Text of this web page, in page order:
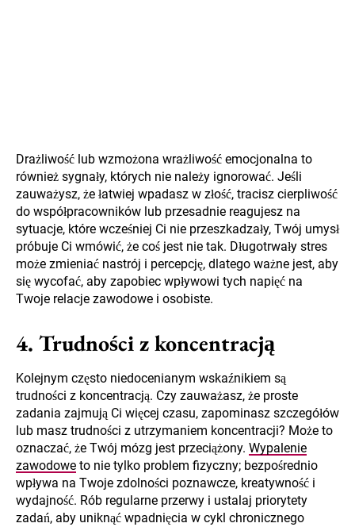
Drażliwość lub wzmożona wrażliwość emocjonalna to
również sygnały, których nie należy ignorować. Jeśli
zauważysz, że łatwiej wpadasz w złość, tracisz cierpliwość
do współpracowników lub przesadnie reagujesz na
sytuacje, które wcześniej Ci nie przeszkadzały, Twój umysł
próbuje Ci wmówić, że coś jest nie tak. Długotrwały stres
może zmieniać nastrój i percepcję, dlatego ważne jest, aby
się wycofać, aby zapobiec wpływowi tych napięć na
Twoje relacje zawodowe i osobiste.
4. Trudności z koncentracją
Kolejnym często niedocenianym wskaźnikiem są
trudności z koncentracją. Czy zauważasz, że proste
zadania zajmują Ci więcej czasu, zapominasz szczegółów
lub masz trudności z utrzymaniem koncentracji? Może to
oznaczać, że Twój mózg jest przeciążony. Wypalenie
zawodowe to nie tylko problem fizyczny; bezpośrednio
wpływa na Twoje zdolności poznawcze, kreatywność i
wydajność. Rób regularne przerwy i ustalaj priorytety
zadań, aby uniknąć wpadnięcia w cykl chronicznego